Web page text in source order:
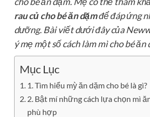
rau củ cho bé ăn dặmđể đáp ứng
dưỡng. Bài viết dưới đây của
ý mẹ một số cách làm mì cho bé ăn
Mục Lục
1. Tìm hiểu mỳ ăn dặm cho bé là gì?
2. Bật mí những cách lựa chọn mì
phù hợp